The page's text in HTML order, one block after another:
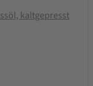
kaltgepresst